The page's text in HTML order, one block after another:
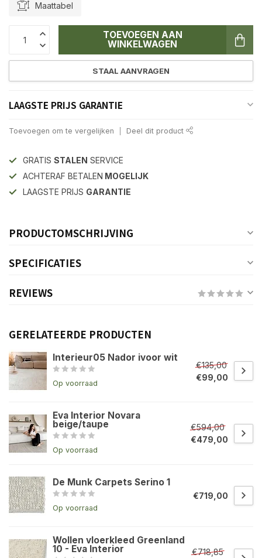
Maattabel
TOEVOEGEN AAN
WINKELWAGEN
STAAL AANVRAGEN
LAAGSTE PRIJS GARANTIE
Toevoegen om te vergelijken Deel dit product
GRATIS STALEN SERVICE
ACHTERAF BETALEN MOGELIJK
LAAGSTE PRIJS GARANTIE
PRODUCTOMSCHRIJVING
SPECIFICATIES
REVIEWS
GERELATEERDE PRODUCTEN
Interieur05 Nador ivoor wit
Op voorraad
€135,00
€99,00
Eva Interior Novara
beige/taupe
Op voorraad
€594,00
€479,00
De Munk Carpets Serino 1
Op voorraad
€719,00
Wollen vloerkleed Greenland
10 - Eva Interior
€718,85